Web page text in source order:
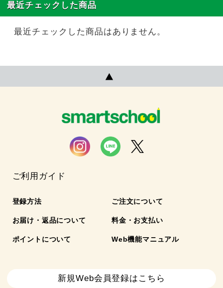
最近チェックした商品
最近チェックした商品はありません。
ご利用ガイド
登録方法 ご注文について
お届け・返品について 料金・お支払い
ポイントについて Web機能マニュアル
新規Web会員登録はこちら